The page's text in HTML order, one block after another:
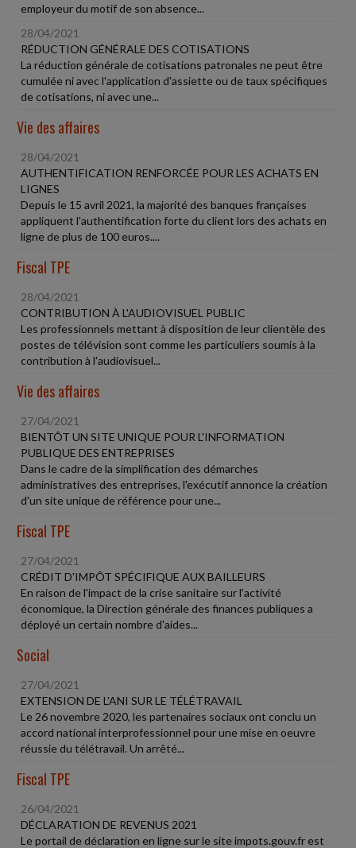
employeur du motif de son absence...
28/04/2021
RÉDUCTION GÉNÉRALE DES COTISATIONS
La réduction générale de cotisations patronales ne peut être
cumulée ni avec l'application d'assiette ou de taux spécifiques
de cotisations, ni avec une...
Vie des affaires
28/04/2021
AUTHENTIFICATION RENFORCÉE POUR LES ACHATS EN
LIGNES
Depuis le 15 avril 2021, la majorité des banques françaises
appliquent l'authentification forte du client lors des achats en
ligne de plus de 100 euros....
Fiscal TPE
28/04/2021
CONTRIBUTION À L'AUDIOVISUEL PUBLIC
Les professionnels mettant à disposition de leur clientèle des
postes de télévision sont comme les particuliers soumis à la
contribution à l'audiovisuel...
Vie des affaires
27/04/2021
BIENTÔT UN SITE UNIQUE POUR L'INFORMATION
PUBLIQUE DES ENTREPRISES
Dans le cadre de la simplification des démarches
administratives des entreprises, l'exécutif annonce la création
d'un site unique de référence pour une...
Fiscal TPE
27/04/2021
CRÉDIT D'IMPÔT SPÉCIFIQUE AUX BAILLEURS
En raison de l'impact de la crise sanitaire sur l'activité
économique, la Direction générale des finances publiques a
déployé un certain nombre d'aides...
Social
27/04/2021
EXTENSION DE L'ANI SUR LE TÉLÉTRAVAIL
Le 26 novembre 2020, les partenaires sociaux ont conclu un
accord national interprofessionnel pour une mise en oeuvre
réussie du télétravail. Un arrêté...
Fiscal TPE
26/04/2021
DÉCLARATION DE REVENUS 2021
Le portail de déclaration en ligne sur le site impots.gouv.fr est